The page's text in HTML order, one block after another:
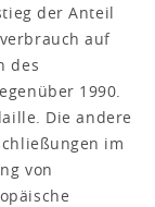
der Anteil
auf
des
1990.
Die andere
im
von